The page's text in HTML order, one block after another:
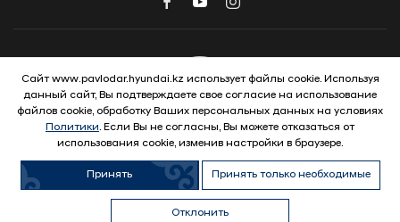
© 2026 Hyundai Motor Company
Сайт www.pavlodar.hyundai.kz использует файлы cookie. Используя
данный сайт, Вы подтверждаете свое согласие на использование
файлов cookie, обработку Ваших персональных данных на условиях
Политики. Если Вы не согласны, Вы можете отказаться от
использования cookie, изменив настройки в браузере.
Принять Принять только необходимые
Отклонить